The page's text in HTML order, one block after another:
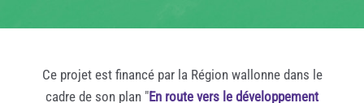
Ce projet est financé par la Région wallonne dans le
cadre de son plan "En route vers le développement